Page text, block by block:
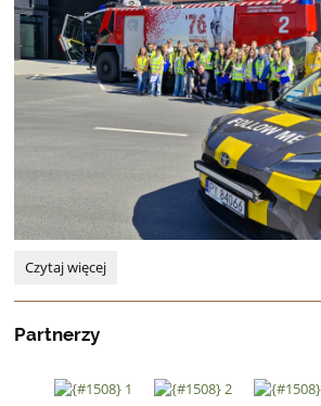
Z
na
Lotnisku
Warszawa-
Czytaj więcej
Partnerzy